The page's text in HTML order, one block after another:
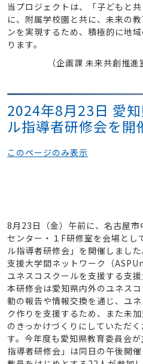
当プロジェクトは、「子どもと
に、附属学校園と共に、未来の
ンを実現するため、積極的に地
ります。
（企画課 未来共創推
2024年8月23日 愛
ル指導者研修会を開
このページのみ表示
8月23日（金）午前に、名古屋
センター・１F研修室を会場とし
ル指導者研修会」を開催しまし
支援大学間ネットワーク（
ユネスコスクールを支援する支
本研修会は愛知県内外のユネス
動の報告や情報交換を通じ、ユ
ク作りを支援するため、また未
のきっかけづくりにしていただ
す。今年度も愛知県教育委員会
指導者研修会」は同日の午後開